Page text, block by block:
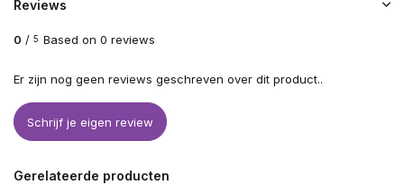
Reviews
0 / 5 Based on 0 reviews
Er zijn nog geen reviews geschreven over dit product..
Schrijf je eigen review
Gerelateerde producten